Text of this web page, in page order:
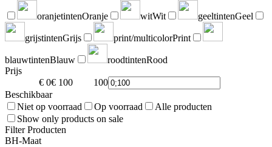
oranjetintenOranje witWit geeltintenGeel
grijstintenGrijs print/multicolorPrint
blauwtintenBlauw roodtintenRood
Prijs
€ 0€ 100 0
100
Beschikbaar
Niet op voorraad
Op voorraad
Alle producten
Show only products on sale
Filter Producten
BH-Maat